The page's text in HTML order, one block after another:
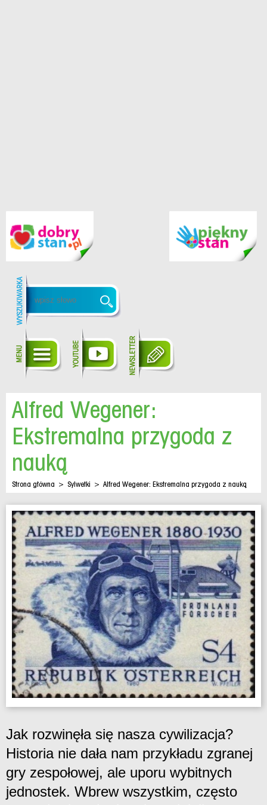
Alfred Wegener:
Ekstremalna przygoda z
nauką
Strona główna > Sylwetki > Alfred Wegener: Ekstremalna przygoda z nauką
Jak rozwinęła się nasza cywilizacja?
Historia nie dała nam przykładu zgranej
gry zespołowej, ale uporu wybitnych
jednostek. Wbrew wszystkim, często